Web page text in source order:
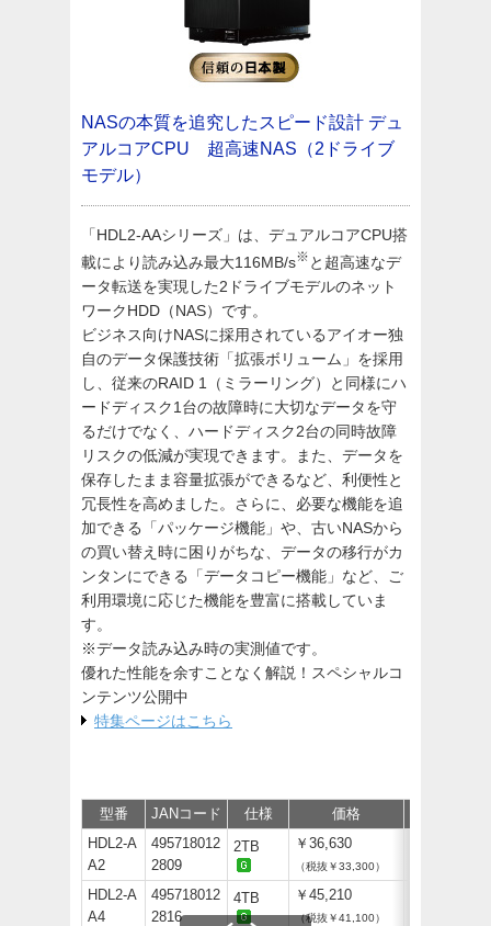
NASの本質を追究したスピード設計 デュ
アルコアCPU 超高速NAS（2ドライブ
モデル）
「HDL2-AAシリーズ」は、デュアルコアCPU搭
載により読み込み最大116MB/s※ と超高速なデ
ータ転送を実現した2ドライブモデルのネット
ワークHDD（NAS）です。
ビジネス向けNASに採用されているアイオー独
自のデータ保護技術「拡張ボリューム」を採用
し、従来のRAID 1（ミラーリング）と同様にハ
ードディスク1台の故障時に大切なデータを守
るだけでなく、ハードディスク2台の同時故障
リスクの低減が実現できます。また、データを
保存したまま容量拡張ができるなど、利便性と
冗長性を高めました。さらに、必要な機能を追
加できる「パッケージ機能」や、古いNASから
の買い替え時に困りがちな、データの移行がカ
ンタンにできる「データコピー機能」など、ご
利用環境に応じた機能を豊富に搭載していま
す。
※データ読み込み時の実測値です。
優れた性能を余すことなく解説！スペシャルコ
ンテンツ公開中
特集ページはこちら
型番 JANコード 仕様 価格
HDL2-A
A2
495718012
2809
2TB ￥36,630
（税抜￥33,300）
HDL2-A
A4
495718012
2816
4TB ￥45,210
（税抜￥41,100）